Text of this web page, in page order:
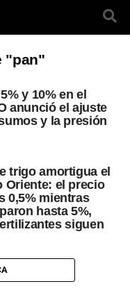
"pan"
y 10% en el
anunció el ajuste
y la presión
trigo amortigua el
Oriente: el precio
0,5% mientras
hasta 5%,
siguen